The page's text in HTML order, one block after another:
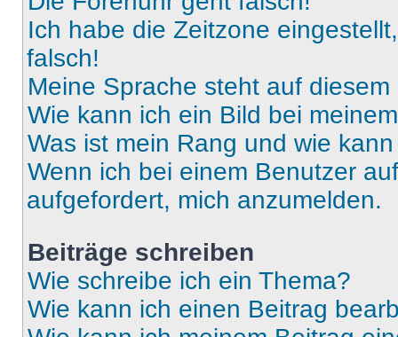
Ich habe die Zeitzone
falsch!
Meine Sprache steht auf
Wie kann ich ein Bild bei
Was ist mein Rang und wie
Wenn ich bei einem Benutzer
aufgefordert, mich anzumelden.
Beiträge schreiben
Wie schreibe ich ein Thema?
Wie kann ich einen Beitrag